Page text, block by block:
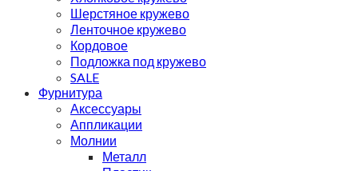
Шерстяное кружево
Ленточное кружево
Кордовое
Подложка под кружево
SALE
Фурнитура
Аксессуары
Аппликации
Молнии
Металл